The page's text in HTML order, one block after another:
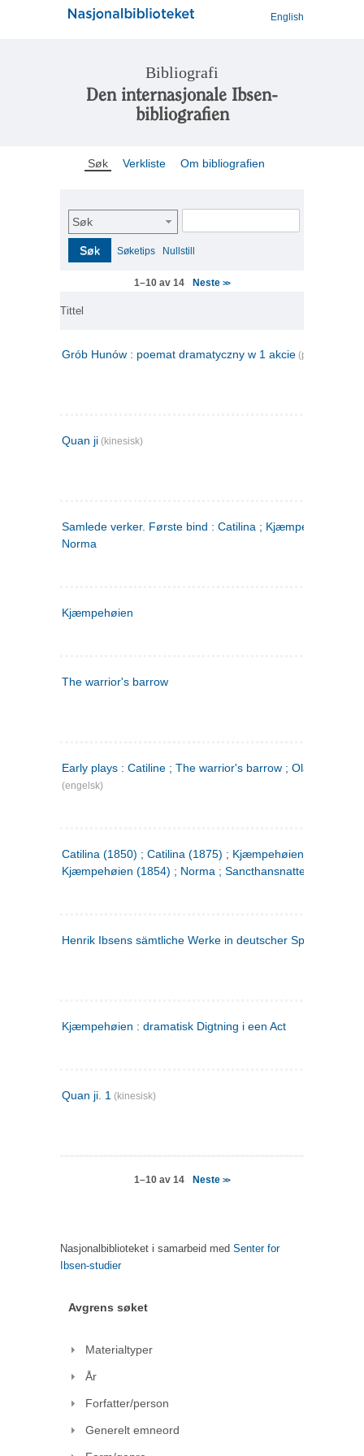
English
Bibliografi
Den internasjonale Ibsen-
bibliografien
Søk Verkliste Om bibliografien
Søk
Søk Søketips Nullstill
1–10 av 14 Neste>>
Tittel
Grób Hunów : poemat dramatyczny w 1 akcie (polsk)
Quan ji (kinesisk)
Samlede verker. Første bind : Catilina ; Kjæmpehøien ;
Norma
Kjæmpehøien
The warrior's barrow
Early plays : Catiline ; The warrior's barrow ; Olaf Liljekrans
(engelsk)
Catilina (1850) ; Catilina (1875) ; Kjæmpehøien (1850) ;
Kjæmpehøien (1854) ; Norma ; Sancthansnatten
Henrik Ibsens sämtliche Werke in deutscher Sprache. 2
Kjæmpehøien : dramatisk Digtning i een Act
Quan ji. 1 (kinesisk)
1–10 av 14 Neste>>
Nasjonalbiblioteket i samarbeid med Senter for
Ibsen-studier
Avgrens søket
Materialtyper
År
Forfatter/person
Generelt emneord